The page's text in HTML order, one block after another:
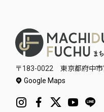
〒183-0022 東京都府中
Google Maps